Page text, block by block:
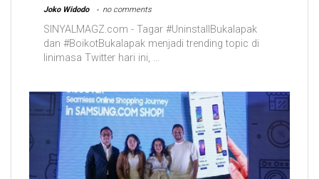
Joko Widodo no comments
SINYALMAGZ.com - Tagar #UninstallBukalapak
dan #BoikotBukalapak menjadi trending topic di
linimasa Twitter hari ini, ...